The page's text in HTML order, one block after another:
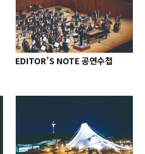
EDITOR’S NOTE 공연수첩